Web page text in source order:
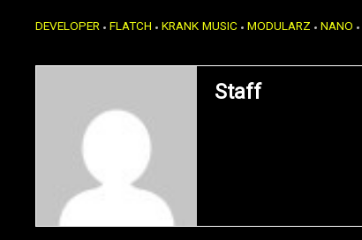
DEVELOPER FLATCH KRANK MUSIC MODULARZ NANO
Staff